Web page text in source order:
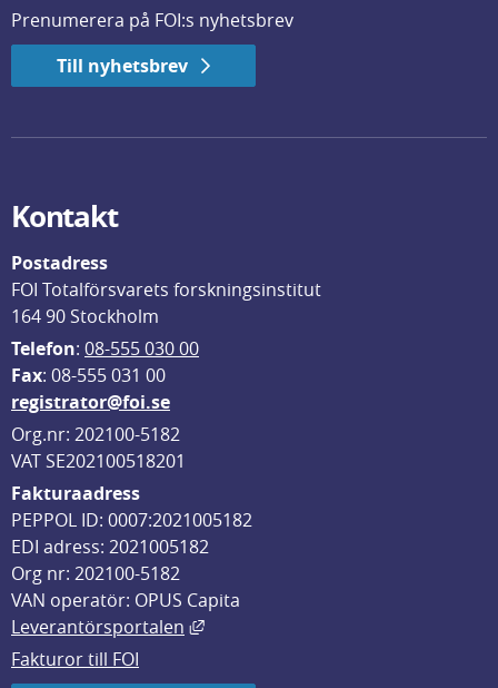
Prenumerera på FOI:s nyhetsbrev
Till nyhetsbrev
Kontakt
Postadress
FOI Totalförsvarets forskningsinstitut
164 90 Stockholm
Telefon: 08-555 030 00
Fax: 08-555 031 00
registrator@foi.se
Org.nr: 202100-5182
VAT SE202100518201
Fakturaadress
PEPPOL ID: 0007:2021005182
EDI adress: 2021005182
Org nr: 202100-5182
VAN operatör: OPUS Capita
Leverantörsportalen
Länk till annan webbplats, öppnas
Fakturor till FOI